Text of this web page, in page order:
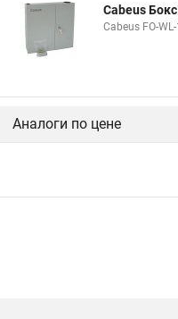
Cabeus
Cabeus FO-
Аналоги по цене